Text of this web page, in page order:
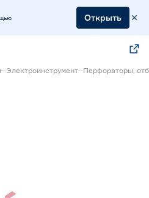
Открыть
Электроинструмент Перфораторы,